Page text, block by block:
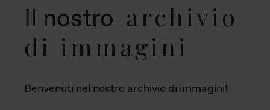
Il nostro archivio
di immagini
Benvenuti nel nostro archivio di immagini!